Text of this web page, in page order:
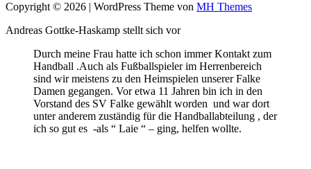
Copyright © 2026 | WordPress Theme von MH Themes
Andreas Gottke-Haskamp stellt sich vor
Durch meine Frau hatte ich schon immer Kontakt zum
Handball .Auch als Fußballspieler im Herrenbereich
sind wir meistens zu den Heimspielen unserer Falke
Damen gegangen. Vor etwa 11 Jahren bin ich in den
Vorstand des SV Falke gewählt worden und war dort
unter anderem zuständig für die Handballabteilung , der
ich so gut es -als “ Laie “ – ging, helfen wollte.